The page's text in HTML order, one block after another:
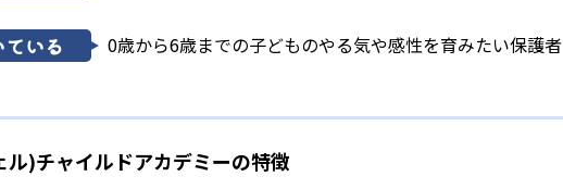
いる 0歳から6歳までの子どものやる気や感性を育みたい保護者
ル)チャイルドアカデミーの特徴